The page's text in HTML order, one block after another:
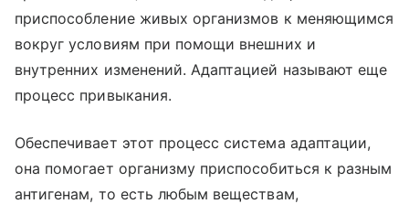
приспособление живых организмов к меняющимся
вокруг условиям при помощи внешних и
внутренних изменений. Адаптацией называют еще
процесс привыкания.
Обеспечивает этот процесс система адаптации,
она помогает организму приспособиться к разным
антигенам, то есть любым веществам,